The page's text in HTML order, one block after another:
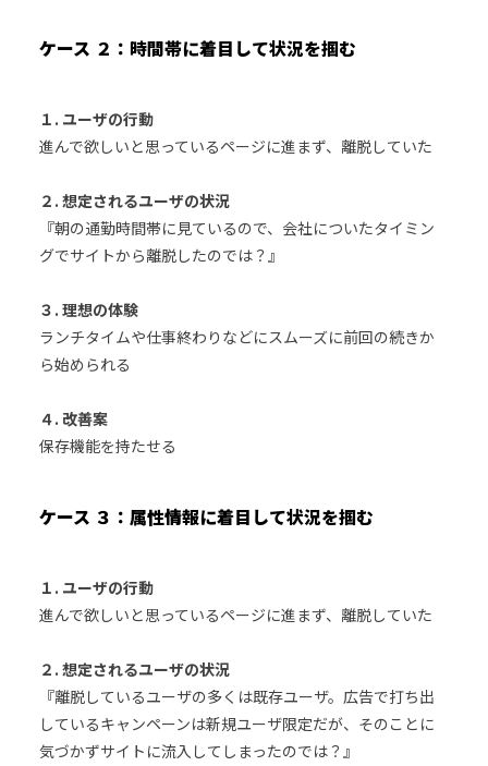
ケース ２：時間帯に着目して状況を掴む
１. ユーザの行動
進んで欲しいと思っているページに進まず、離脱していた
２. 想定されるユーザの状況
『朝の通勤時間帯に見ているので、会社についたタイミン
グでサイトから離脱したのでは？』
３. 理想の体験
ランチタイムや仕事終わりなどにスムーズに前回の続きか
ら始められる
４. 改善案
保存機能を持たせる
ケース ３：属性情報に着目して状況を掴む
１. ユーザの行動
進んで欲しいと思っているページに進まず、離脱していた
２. 想定されるユーザの状況
『離脱しているユーザの多くは既存ユーザ。広告で打ち出
しているキャンペーンは新規ユーザ限定だが、そのことに
気づかずサイトに流入してしまったのでは？』